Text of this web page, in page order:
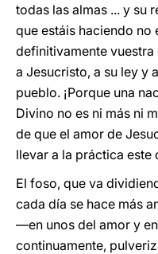
todas las almas ... y su
que estáis haciendo no
definitivamente
a Jesucristo, a su ley y
pueblo. ¡Porque una
Divino no es ni más ni
de que el amor de
llevar a la práctica este
El foso, que va
cada día se hace más
—en unos del amor y
continuamente,